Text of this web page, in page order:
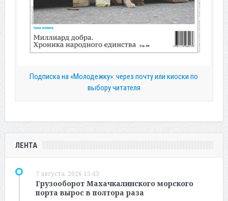
Подписка на «Молодежку»: через почту или киоски по
выбору читателя
ЛЕНТА
7 августа, 2026 15:43
Грузооборот Махачкалинского морского
порта вырос в полтора раза